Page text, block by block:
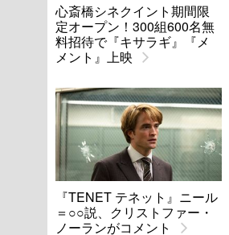
心斎橋シネクイント期間限
定オープン！300組600名無
料招待で『キサラギ』『メ
メント』上映
『TENET テネット』ニール
＝○○説、クリストファー・
ノーランがコメント